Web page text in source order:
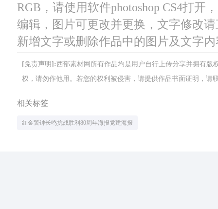
RGB，请使用软件photoshop CS4打开
编辑，图片可更改并更换，文字修改
新增文字或删除作品中的图片及文字
[免责声明]:西部素材网所有作品均是用户自行上传分享并拥有
权，请勿作他用。若您的权利被侵害，请提供作品书面证明，请
相关标签
红金警钟长鸣抗战胜利80周年海报党建海报